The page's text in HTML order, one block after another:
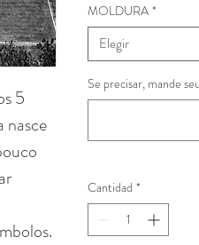
5
nasce
MOLDURA *
Elegir
Se precisar, mande
Cantidad *